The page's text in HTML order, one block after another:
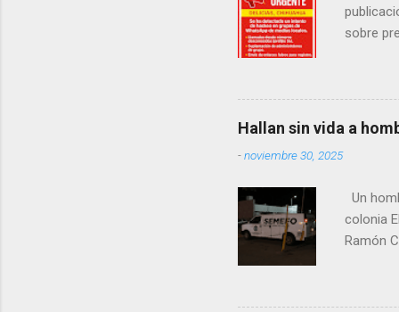
sobre
la
los
Hallan sin vida a
-noviembre 30, 2025
Un
colonia
Ramón
zona